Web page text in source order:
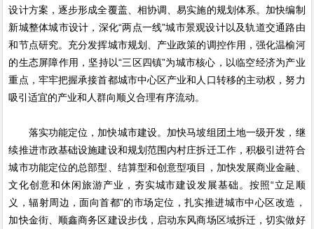
设计方案，逐步形成全覆盖、相协调、易实施的规划体系。加快编制
新城整体城市设计，深化“两点一线”城市景观设计以及轨道交通路由
和节点研究。充分发挥城市规划、产业政策的调控作用，强化温榆河
的生态屏障作用，坚持以“三区四镇”为城市核心，以临空经济为产业
重点，牢牢把握承接首都城市中心区产业和人口转移的主动权，努力
吸引适宜的产业和人群向顺义合理有序流动。
落实功能定位，加快城市建设。加快马坡组团土地一级开发，继
续推进市政基础设施建设和规划范围内村庄拆迁工作，积极引进符合
城市功能定位的总部型、结算型和创意型项目，加快发展商业金融、
文化创意和休闲旅游产业，夯实城市建设发展基础。按照“立足顺
义，辐射周边，面向首都”的市场定位，扎实推进城市中心区改造，
加快金街、顺鑫商务区建设步伐，启动东风商场区域拆迁，切实做好